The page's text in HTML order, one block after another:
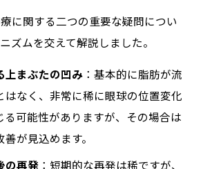
に関する二つの重要な疑問につい
ズムを交えて解説しました。
まぶたの凹み ：基本的に脂肪が流
はなく、非常に稀に眼球の位置変化
る可能性がありますが、その場合は
が見込めます。
の再発 ：短期的な再発は稀ですが、